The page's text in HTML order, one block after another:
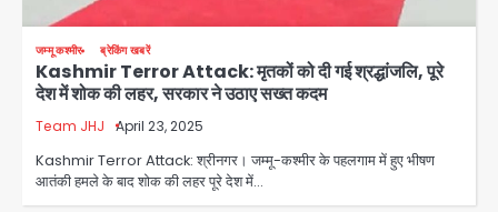
जम्मू कश्मीर ब्रेकिंग खबरें
Kashmir Terror Attack: मृतकों को दी गई श्रद्धांजलि, पूरे
देश में शोक की लहर, सरकार ने उठाए सख्त कदम
Team JHJ April 23, 2025
Kashmir Terror Attack: श्रीनगर। जम्मू-कश्मीर के पहलगाम में हुए भीषण
आतंकी हमले के बाद शोक की लहर पूरे देश में…
के हत्थे
Team JHJ